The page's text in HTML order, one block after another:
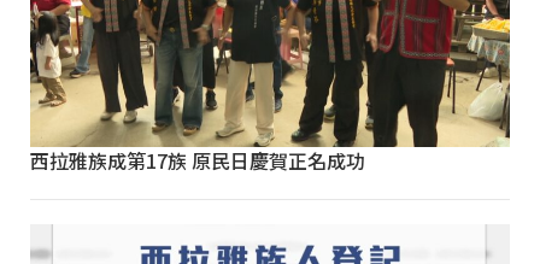
西拉雅族成第17族 原民日慶賀正名成功